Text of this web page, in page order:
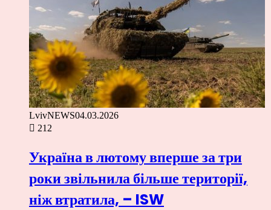
LvivNEWS04.03.2026
212
Україна в лютому вперше за три
роки звільнила більше території,
ніж втратила, – ISW